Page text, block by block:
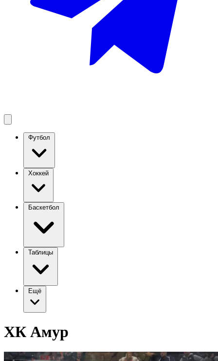
Футбол
Хоккей
Баскетбол
Таблицы
Ещё
ХК Амур